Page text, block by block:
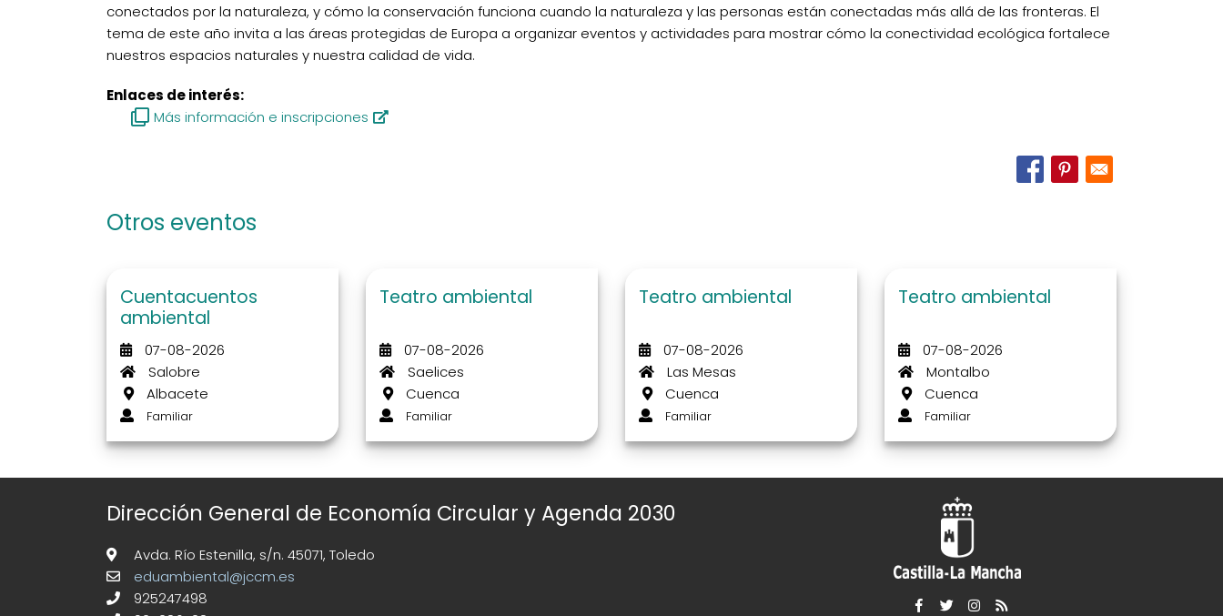
conectados por la naturaleza, y cómo la conservación funciona cuando la naturaleza y las personas están conectadas más allá de las fronteras. El
tema de este año invita a las áreas protegidas de Europa a organizar eventos y actividades para mostrar cómo la conectividad ecológica fortalece
nuestros espacios naturales y nuestra calidad de vida.
Enlaces de interés:
Más información e inscripciones
Otros eventos
Cuentacuentos
ambiental
07-08-2026
Salobre
Albacete
Familiar
Teatro ambiental
07-08-2026
Saelices
Cuenca
Familiar
Teatro ambiental
07-08-2026
Las Mesas
Cuenca
Familiar
Teatro ambiental
07-08-2026
Montalbo
Cuenca
Familiar
Dirección General de Economía Circular y Agenda 2030
Avda. Río Estenilla, s/n. 45071, Toledo
eduambiental@jccm.es
925247498